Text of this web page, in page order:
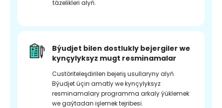
täzelikleri alyň.
Býudjet bilen dostlukly bejergiler we
kynçylyksyz mugt resminamalar
Custöriteleşdirilen bejeriş usullaryny alyň.
Býudjet üçin amatly we kynçylyksyz
resminamalary programma arkaly ýüklemek
we gaýtadan işlemek tejribesi.